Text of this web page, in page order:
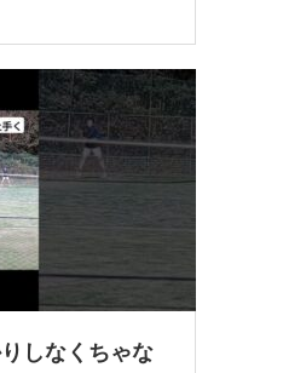
しなくちゃな